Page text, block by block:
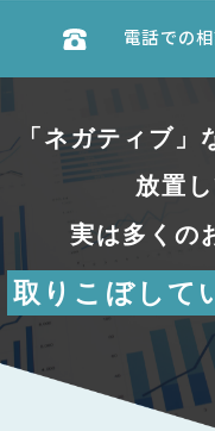
電話での
「ネガティブ」
放置
実は多くの
取りこぼして